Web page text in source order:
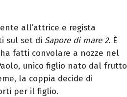
all’attrice e regista
sul set di Sapore di mare 2. È
fatti convolare a nozze nel
unico figlio nato dal frutto
la coppia decide di
per il figlio.